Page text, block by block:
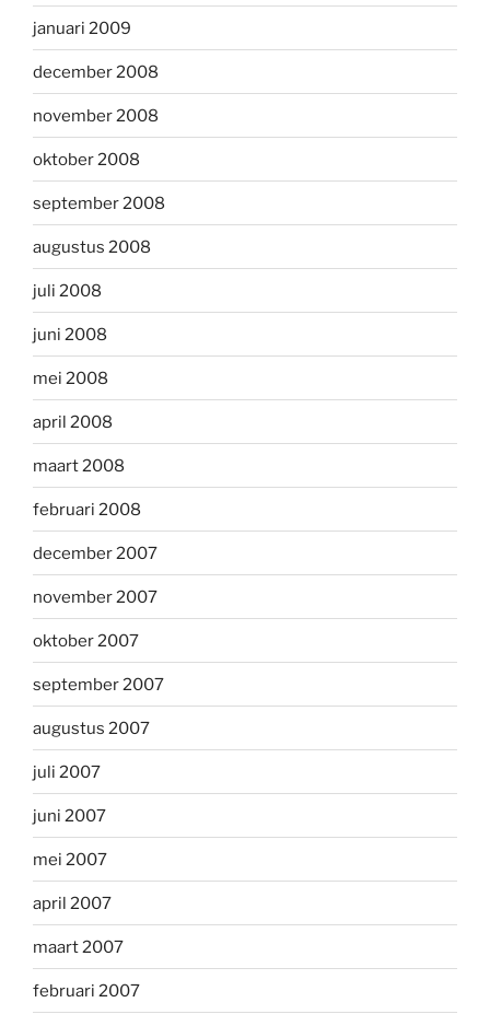
januari 2009
december 2008
november 2008
oktober 2008
september 2008
augustus 2008
juli 2008
juni 2008
mei 2008
april 2008
maart 2008
februari 2008
december 2007
november 2007
oktober 2007
september 2007
augustus 2007
juli 2007
juni 2007
mei 2007
april 2007
maart 2007
februari 2007